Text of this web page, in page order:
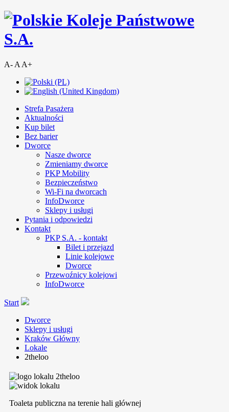
A- A A+
Strefa Pasażera
Aktualności
Kup bilet
Bez barier
Dworce
Nasze dworce
Zmieniamy dworce
PKP Mobility
Bezpieczeństwo
Wi-Fi na dworcach
InfoDworce
Sklepy i usługi
Pytania i odpowiedzi
Kontakt
PKP S.A. - kontakt
Bilet i przejazd
Linie kolejowe
Dworce
Przewoźnicy kolejowi
InfoDworce
Start
Dworce
Sklepy i usługi
Kraków Główny
Lokale
2theloo
2theloo
Toaleta publiczna na terenie hali głównej